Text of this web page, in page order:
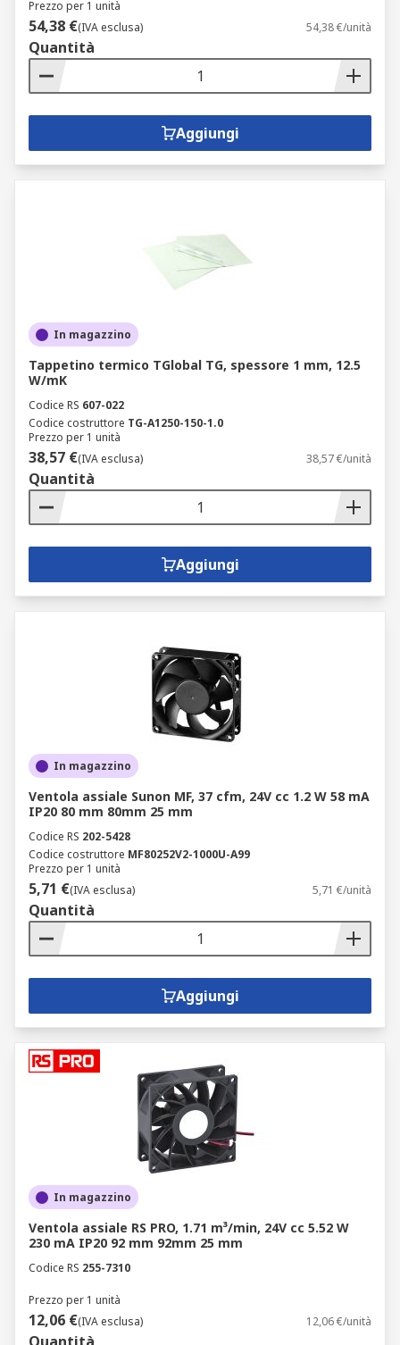
Prezzo per 1 unità
54,38 €(IVA esclusa) 54,38 €/unità
Quantità
Aggiungi
In magazzino
Tappetino termico TGlobal TG, spessore 1 mm, 12.5
W/mK
Codice RS 607-022
Codice costruttore TG-A1250-150-1.0
Prezzo per 1 unità
38,57 €(IVA esclusa) 38,57 €/unità
Quantità
Aggiungi
In magazzino
Ventola assiale Sunon MF, 37 cfm, 24V cc 1.2 W 58 mA
IP20 80 mm 80mm 25 mm
Codice RS 202-5428
Codice costruttore MF80252V2-1000U-A99
Prezzo per 1 unità
5,71 €(IVA esclusa) 5,71 €/unità
Quantità
Aggiungi
In magazzino
Ventola assiale RS PRO, 1.71 m³/min, 24V cc 5.52 W
230 mA IP20 92 mm 92mm 25 mm
Codice RS 255-7310
Prezzo per 1 unità
12,06 €(IVA esclusa) 12,06 €/unità